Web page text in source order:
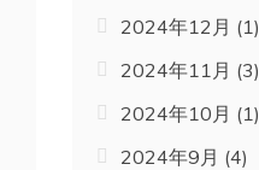
2024年12月 (1)
2024年11月 (3)
2024年10月 (1)
2024年9月 (4)